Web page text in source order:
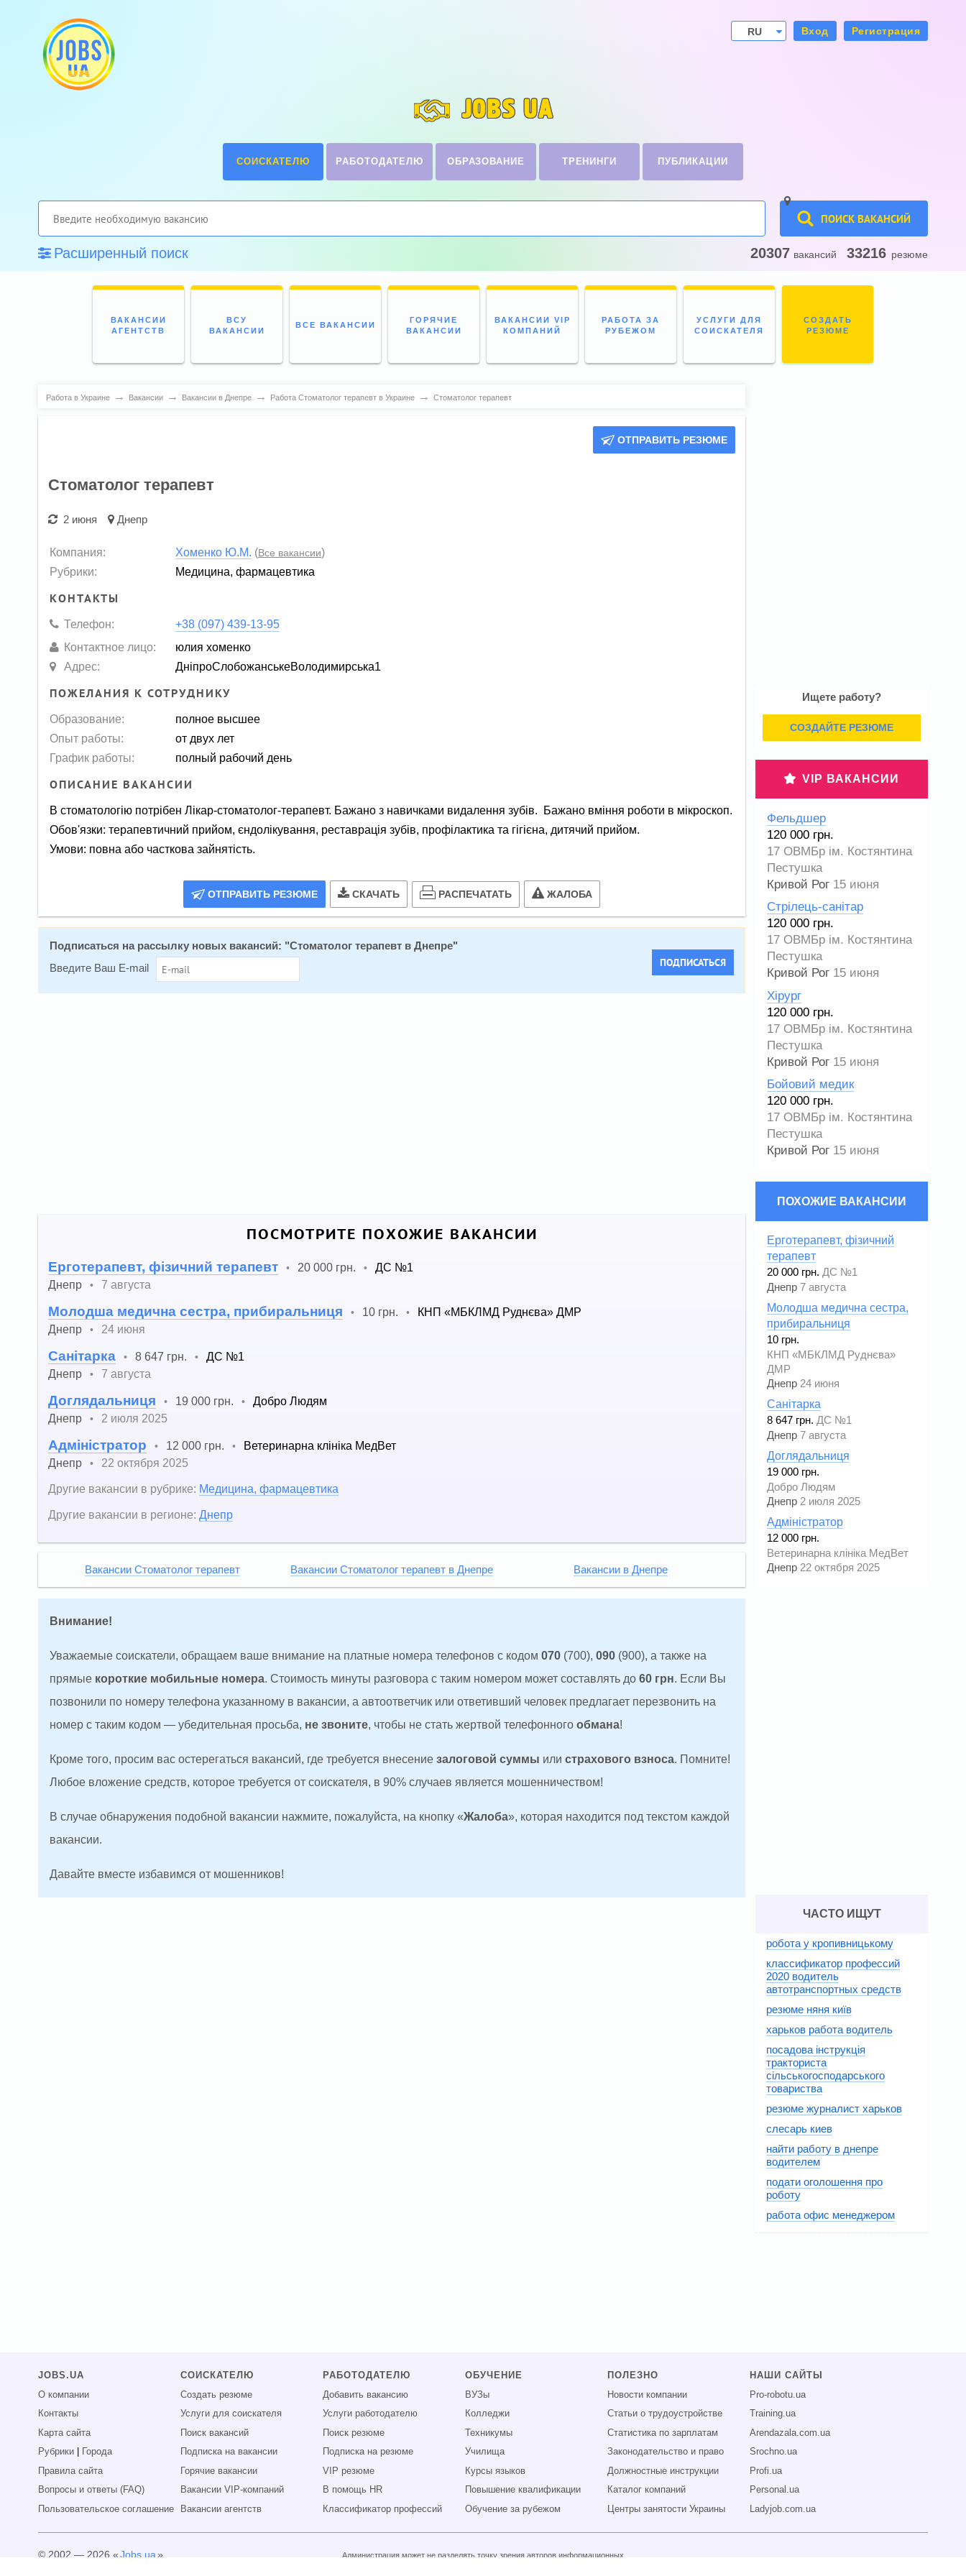
RU
Вход Регистрация
JOBS UA
СОИСКАТЕЛЮ РАБОТОДАТЕЛЮ ОБРАЗОВАНИЕ ТРЕНИНГИ ПУБЛИКАЦИИ
ПОИСК ВАКАНСИЙ
Расширенный поиск 20307 вакансий 33216 резюме
ВАКАНСИИ
АГЕНТСТВ
ВСУ
ВАКАНСИИ
ВСЕ ВАКАНСИИ
ГОРЯЧИЕ
ВАКАНСИИ
ВАКАНСИИ VIP
КОМПАНИЙ
РАБОТА ЗА
РУБЕЖОМ
УСЛУГИ ДЛЯ
СОИСКАТЕЛЯ
СОЗДАТЬ
РЕЗЮМЕ
Работа в Украине → Вакансии → Вакансии в Днепре → Работа Стоматолог терапевт в Украине → Стоматолог терапевт
ОТПРАВИТЬ РЕЗЮМЕ
Стоматолог терапевт
2 июня Днепр
Компания: Хоменко Ю.М. (Все вакансии)
Рубрики:
Медицина, фармацевтика
КОНТАКТЫ
Телефон:
+38 (097) 439-13-95
Контактное лицо:
юлия хоменко
Адрес:
ДніпроСлобожанськеВолодимирська1
ПОЖЕЛАНИЯ К СОТРУДНИКУ
Образование:
полное высшее
Опыт работы:
от двух лет
График работы:
полный рабочий день
ОПИСАНИЕ ВАКАНСИИ
В стоматологію потрібен Лікар-стоматолог-терапевт. Бажано з навичками видалення зубів. Бажано вміння роботи в мікроскоп.
Обов'язки: терапевтичний прийом, єндолікування, реставрація зубів, профілактика та гігієна, дитячий прийом.
Умови: повна або часткова зайнятість.
ОТПРАВИТЬ РЕЗЮМЕ СКАЧАТЬ РАСПЕЧАТАТЬ ЖАЛОБА
Подписаться на расcылку новых вакансий: "Стоматолог терапевт в Днепре"
Введите Ваш E-mail
ПОДПИСАТЬСЯ
ПОСМОТРИТЕ ПОХОЖИЕ ВАКАНСИИ
Ерготерапевт, фізичний терапевт • 20 000 грн. •
ДС №1
Днепр
• 7 августа
Молодша медична сестра, прибиральниця • 10 грн. •
КНП «МБКЛМД Руднєва» ДМР
Днепр
• 24 июня
Санітарка • 8 647 грн. •
ДС №1
Днепр
• 7 августа
Доглядальниця • 19 000 грн. •
Добро Людям
Днепр
• 2 июля 2025
Адміністратор • 12 000 грн. •
Ветеринарна клініка МедВет
Днепр
•
22 октября 2025
Другие вакансии в рубрике: Медицина, фармацевтика
Другие вакансии в регионе: Днепр
Вакансии Стоматолог терапевт Вакансии Стоматолог терапевт в Днепре Вакансии в Днепре
Внимание!
Уважаемые соискатели, обращаем ваше внимание на платные номера телефонов с кодом 070 (700), 090 (900), а также на
прямые короткие мобильные номера. Стоимость минуты разговора с таким номером может составлять до 60 грн. Если Вы
позвонили по номеру телефона указанному в вакансии, а автоответчик или ответивший человек предлагает перезвонить на
номер с таким кодом — убедительная просьба, не звоните, чтобы не стать жертвой телефонного обмана!
Кроме того, просим вас остерегаться вакансий, где требуется внесение залоговой суммы или страхового взноса. Помните!
Любое вложение средств, которое требуется от соискателя, в 90% случаев является мошенничеством!
В случае обнаружения подобной вакансии нажмите, пожалуйста, на кнопку «Жалоба», которая находится под текстом каждой
вакансии.
Давайте вместе избавимся от мошенников!
Ищете работу?
СОЗДАЙТЕ РЕЗЮМЕ
VIP ВАКАНСИИ
Фельдшер
120 000 грн.
17 ОВМБр ім. Костянтина
Пестушка
Кривой Рог 15 июня
Стрілець-санітар
120 000 грн.
17 ОВМБр ім. Костянтина
Пестушка
Кривой Рог 15 июня
Хірург
120 000 грн.
17 ОВМБр ім. Костянтина
Пестушка
Кривой Рог 15 июня
Бойовий медик
120 000 грн.
17 ОВМБр ім. Костянтина
Пестушка
Кривой Рог 15 июня
ПОХОЖИЕ ВАКАНСИИ
Ерготерапевт, фізичний
терапевт
20 000 грн. ДС №1
Днепр 7 августа
Молодша медична сестра,
прибиральниця
10 грн.
КНП «МБКЛМД Руднєва»
ДМР
Днепр 24 июня
Санітарка
8 647 грн. ДС №1
Днепр 7 августа
Доглядальниця
19 000 грн.
Добро Людям
Днепр 2 июля 2025
Адміністратор
12 000 грн.
Ветеринарна клініка МедВет
Днепр 22 октября 2025
ЧАСТО ИЩУТ
робота у кропивницькому
классификатор профессий
2020 водитель
автотранспортных средств
резюме няня київ
харьков работа водитель
посадова інструкція
тракториста
сільськогосподарського
товариства
резюме журналист харьков
слесарь киев
найти работу в днепре
водителем
подати оголошення про
роботу
работа офис менеджером
JOBS.UA
О компании
Контакты
Карта сайта
Рубрики
Города
Правила сайта
Вопросы и ответы (FAQ)
Пользовательское соглашение
СОИСКАТЕЛЮ
Создать резюме
Услуги для соискателя
Поиск вакансий
Подписка на вакансии
Горячие вакансии
Вакансии VIP-компаний
Вакансии агентств
РАБОТОДАТЕЛЮ
Добавить вакансию
Услуги работодателю
Поиск резюме
Подписка на резюме
VIP резюме
В помощь HR
Классификатор профессий
ОБУЧЕНИЕ
ВУЗы
Колледжи
Техникумы
Училища
Курсы языков
Повышение квалификации
Обучение за рубежом
ПОЛЕЗНО
Новости компании
Статьи о трудоустройстве
Статистика по зарплатам
Законодательство и право
Должностные инструкции
Каталог компаний
Центры занятости Украины
НАШИ САЙТЫ
Pro-robotu.ua
Training.ua
Arendazala.com.ua
Srochno.ua
Profi.ua
Personal.ua
Ladyjob.com.ua
© 2002 — 2026 «Jobs.ua»
Администрация может не разделять точку зрения авторов информационных